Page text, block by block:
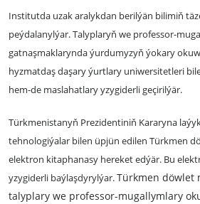
Institutda uzak aralykdan berilýän bilimiň
peýdalanylýar. Talyplaryň we professor-
gatnaşmaklarynda ýurdumyzyň ýokary
hyzmatdaş daşary ýurtlary uniwersitetleri
hem-de maslahatlary yzygiderli geçirilýär.
Türkmenistanyň Prezidentiniň Kararyna
tehnologiýalar bilen üpjün edilen Türkmen
elektron kitaphanasy hereket edýär. Bu
yzygiderli baýlaşdyrylýar.Türkmen döwlet
talyplary we professor-mugallymlary